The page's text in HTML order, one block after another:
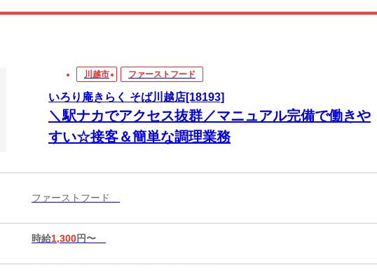
川越市 ファーストフード
いろり庵きらく そば川越店[18193]
＼駅ナカでアクセス抜群／マニュアル完備で働きや
すい☆接客＆簡単な調理業務
ファーストフード
時給1,300円〜